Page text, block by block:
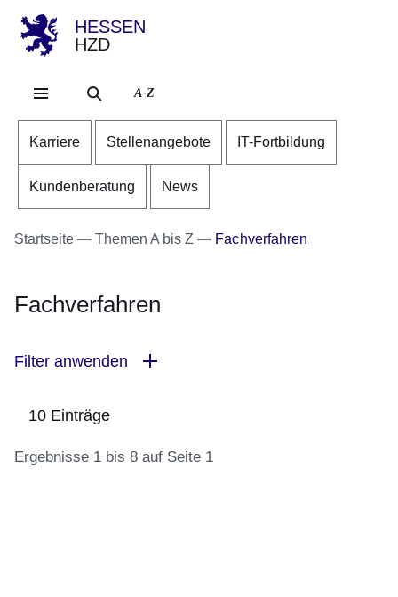
HESSEN
HZD
A-Z
Karriere Stellenangebote IT-Fortbildung
Kundenberatung News
Startseite Themen A bis Z Fachverfahren
Fachverfahren
Filter anwenden
10 Einträge
Ergebnisse 1 bis 8 auf Seite 1